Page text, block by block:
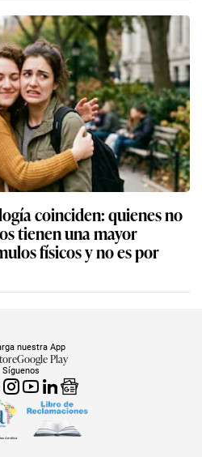
coinciden: quienes no
tienen una mayor
físicos y no es por
Síguenos
nuestra App
Google Play
América